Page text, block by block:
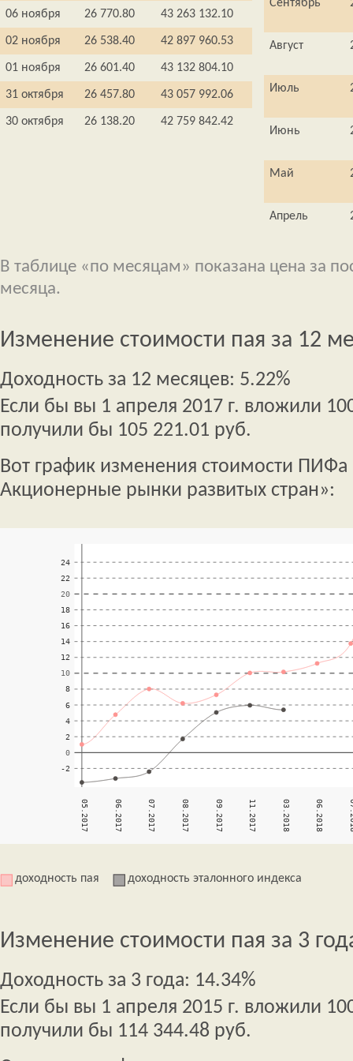
06 ноября 26 770.80 43 263 132.10
02 ноября 26 538.40 42 897 960.53
01 ноября 26 601.40 43 132 804.10
31 октября 26 457.80 43 057 992.06
30 октября 26 138.20 42 759 842.42
Сентябрь
Август
Июль
Июнь
Май
Апрель
В таблице «по месяцам» показана цена за
месяца.
Изменение стоимости пая за 12
Доходность за 12 месяцев: 5.22%
Если бы вы 1 апреля 2017 г. вложили
получили бы 105 221.01 руб.
Вот график изменения стоимости
Акционерные рынки развитых стран»:
доходность пая доходность эталонного индекса
Изменение стоимости пая за 3
Доходность за 3 года: 14.34%
Если бы вы 1 апреля 2015 г. вложили
получили бы 114 344.48 руб.